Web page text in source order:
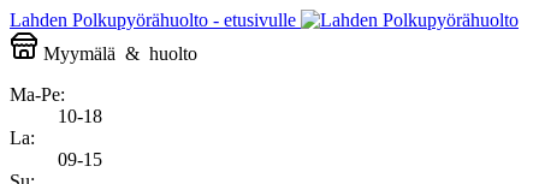
Lahden Polkupyörähuolto - etusivulle
Myymälä & huolto
Ma-Pe:
10-18
La:
09-15